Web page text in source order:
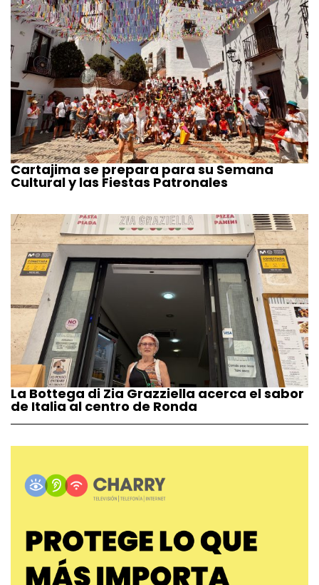
Cartajima se prepara para su Semana
Cultural y las Fiestas Patronales
La Bottega di Zia Grazziella acerca el sabor
de Italia al centro de Ronda